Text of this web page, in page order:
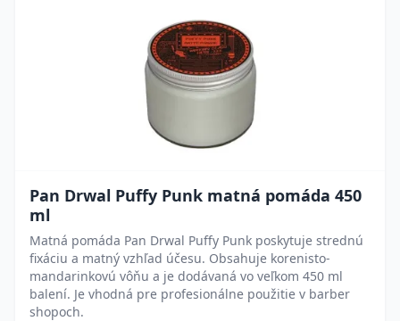
Pan Drwal Puffy Punk matná pomáda 450
ml
Matná pomáda Pan Drwal Puffy Punk poskytuje strednú
fixáciu a matný vzhľad účesu. Obsahuje korenisto-
mandarinkovú vôňu a je dodávaná vo veľkom 450 ml
balení. Je vhodná pre profesionálne použitie v barber
shopoch.